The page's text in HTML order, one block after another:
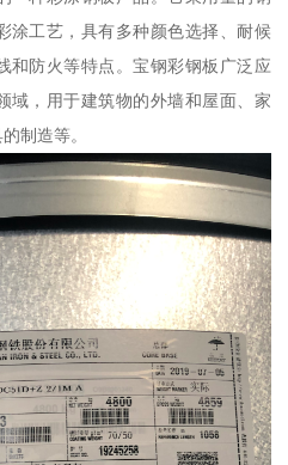
涂工艺，具有多种颜色选择、耐候
和防火等特点。宝钢彩钢板广泛应
域，用于建筑物的外墙和屋面、家
制造等。